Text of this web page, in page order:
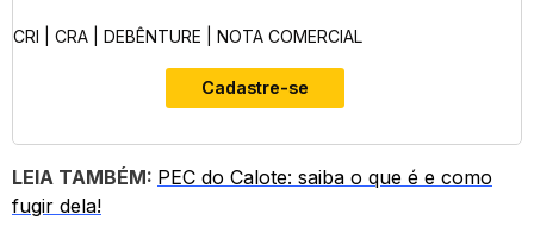
CRI | CRA | DEBÊNTURE | NOTA COMERCIAL
Cadastre-se
LEIA TAMBÉM: PEC do Calote: saiba o que é e como
fugir dela!